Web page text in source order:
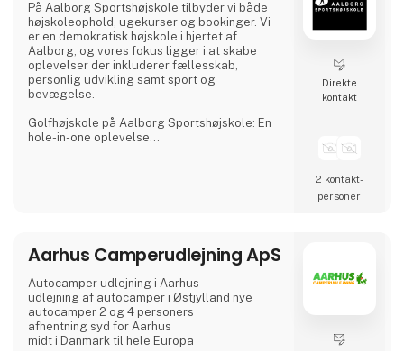
På Aalborg Sportshøjskole tilbyder vi både
højskoleophold, ugekurser og bookinger. Vi
er en demokratisk højskole i hjertet af
Aalborg, og vores fokus ligger i at skabe
oplevelser der inkluderer fællesskab,
personlig udvikling samt sport og
bevægelse.
Golfhøjskole på Aalborg Sportshøjskole: En
hole-in-one oplevelse
I 2026 afholder vi hele 7 golfkurser - tre
kickstart kurser i foråret og fire over
sommeren. Her får både be
Direkte
kontakt
2 kontakt­
personer
Aarhus Camperudlejning ApS
Autocamper udlejning i Aarhus
udlejning af autocamper i Østjylland nye
autocamper 2 og 4 personers
afhentning syd for Aarhus
midt i Danmark til hele Europa